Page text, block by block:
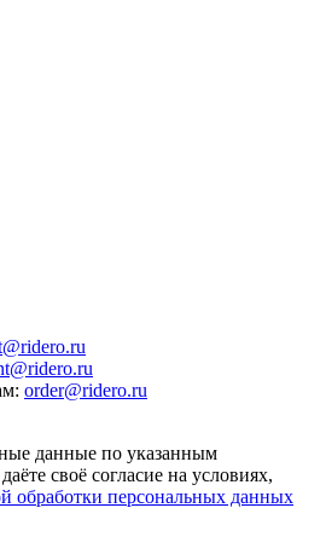
: order@ridero.ru
данные по указанным
своё согласие на условиях,
обработки персональных данных